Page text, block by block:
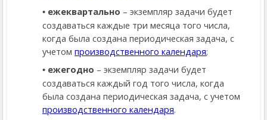
ежеквартально – экземпляр задачи будет
создаваться каждые три месяца того числа,
когда была создана периодическая задача, с
учетом производственного календаря;
ежегодно – экземпляр задачи будет
создаваться каждый год того числа, когда
была создана периодическая задача, с учетом
производственного календаря.